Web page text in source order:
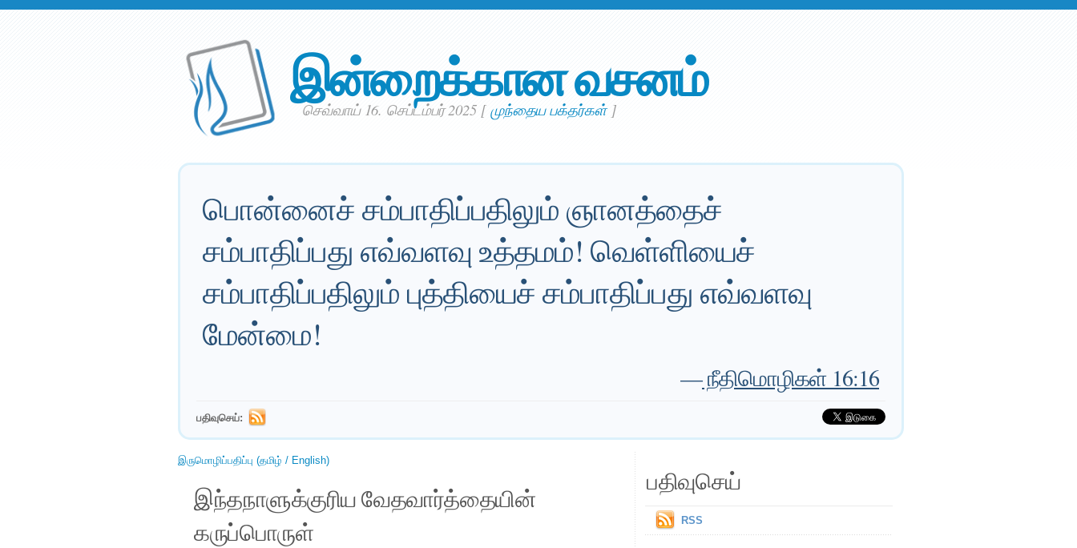
இன்றைக்கான வசனம்
செவ்வாய் 16. செப்டம்பர் 2025 [ முந்தைய பக்தர்கள்]
பொன்னைச் சம்பாதிப்பதிலும் ஞானத்தைச்
சம்பாதிப்பது எவ்வளவு உத்தமம்! வெள்ளியைச்
சம்பாதிப்பதிலும் புத்தியைச் சம்பாதிப்பது எவ்வளவு
மேன்மை!
—நீதிமொழிகள் 16:16
பதிவுசெய்:
இருமொழிப்பதிப்பு (தமிழ் / English)
இந்தநாளுக்குரிய வேதவார்த்தையின்
கருப்பொருள்
பதிவுசெய்
RSS